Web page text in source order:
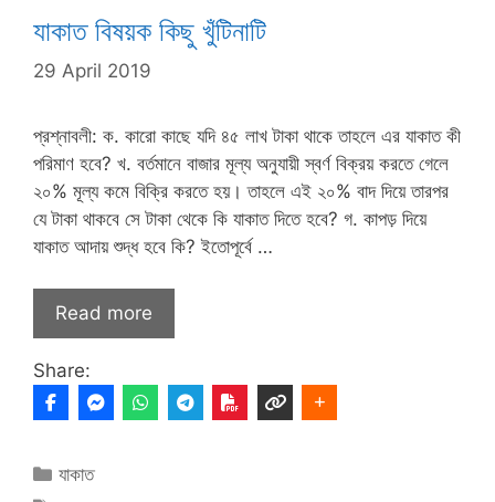
যাকাত বিষয়ক কিছু খুঁটিনাটি
29 April 2019
প্রশ্নাবলী: ক. কারো কাছে যদি ৪৫ লাখ টাকা থাকে তাহলে এর যাকাত কী
পরিমাণ হবে? খ. বর্তমানে বাজার মূল্য অনুযায়ী স্বর্ণ বিক্রয় করতে গেলে
২০% মূল্য কমে বিক্রি করতে হয়। তাহলে এই ২০% বাদ দিয়ে তারপর
যে টাকা থাকবে সে টাকা থেকে কি যাকাত দিতে হবে? গ. কাপড় দিয়ে
যাকাত আদায় শুদ্ধ হবে কি? ইতোপূর্বে …
Read more
Share:
Categories
যাকাত